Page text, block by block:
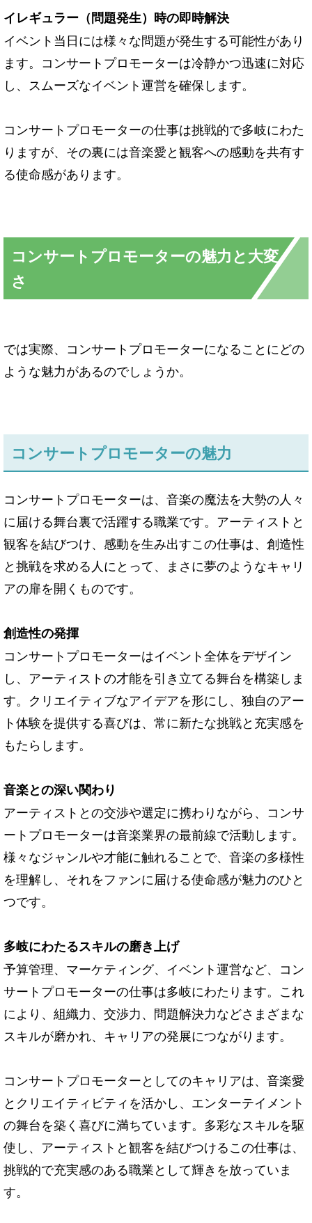
イレギュラー（問題発生）時の即時解決
イベント当日には様々な問題が発生する可能性があり
ます。コンサートプロモーターは冷静かつ迅速に対応
し、スムーズなイベント運営を確保します。
コンサートプロモーターの仕事は挑戦的で多岐にわた
りますが、その裏には音楽愛と観客への感動を共有す
る使命感があります。
コンサートプロモーターの魅力と大変
さ
では実際、コンサートプロモーターになることにどの
ような魅力があるのでしょうか。
コンサートプロモーターの魅力
コンサートプロモーターは、音楽の魔法を大勢の人々
に届ける舞台裏で活躍する職業です。アーティストと
観客を結びつけ、感動を生み出すこの仕事は、創造性
と挑戦を求める人にとって、まさに夢のようなキャリ
アの扉を開くものです。
創造性の発揮
コンサートプロモーターはイベント全体をデザイン
し、アーティストの才能を引き立てる舞台を構築しま
す。クリエイティブなアイデアを形にし、独自のアー
ト体験を提供する喜びは、常に新たな挑戦と充実感を
もたらします。
音楽との深い関わり
アーティストとの交渉や選定に携わりながら、コンサ
ートプロモーターは音楽業界の最前線で活動します。
様々なジャンルや才能に触れることで、音楽の多様性
を理解し、それをファンに届ける使命感が魅力のひと
つです。
多岐にわたるスキルの磨き上げ
予算管理、マーケティング、イベント運営など、コン
サートプロモーターの仕事は多岐にわたります。これ
により、組織力、交渉力、問題解決力などさまざまな
スキルが磨かれ、キャリアの発展につながります。
コンサートプロモーターとしてのキャリアは、音楽愛
とクリエイティビティを活かし、エンターテイメント
の舞台を築く喜びに満ちています。多彩なスキルを駆
使し、アーティストと観客を結びつけるこの仕事は、
挑戦的で充実感のある職業として輝きを放っていま
す。